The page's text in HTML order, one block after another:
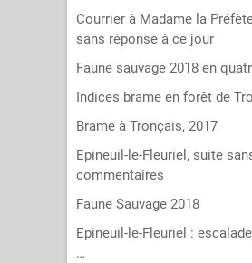
Courrier à Madame la
sans réponse à ce jour
Faune sauvage 2018 en
Indices brame en forêt de
Brame à Tronçais, 2017
Epineuil-le-Fleuriel, suite
commentaires
Faune Sauvage 2018
Epineuil-le-Fleuriel :
…